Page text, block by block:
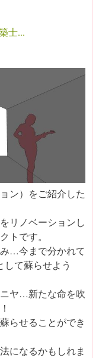
士...
ン）をご紹介した
リノベーションし
トです。
…今まで分かれて
して蘇らせよう
ヤ…新たな命を吹
らせることができ
になるかもしれま